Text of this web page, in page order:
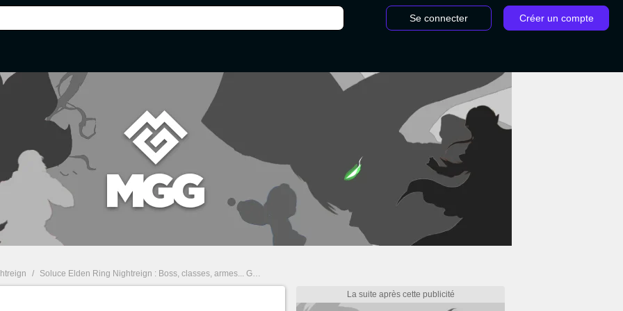
Se connecter Créer un compte
/ Soluce Elden Ring Nightreign : Boss, classes, armes... Guide complet